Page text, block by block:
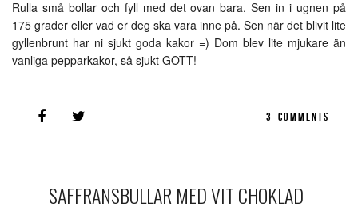
Rulla små bollar och fyll med det ovan bara. Sen in i ugnen på
175 grader eller vad er deg ska vara inne på. Sen när det blivit lite
gyllenbrunt har ni sjukt goda kakor =) Dom blev lite mjukare än
vanliga pepparkakor, så sjukt GOTT!
3 COMMENTS
SAFFRANSBULLAR MED VIT CHOKLAD